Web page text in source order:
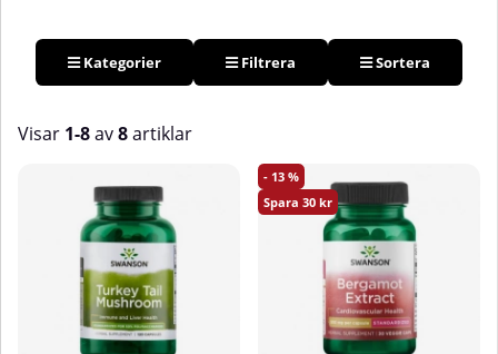
Kategorier Filtrera Sortera
Visar 1-8av8artiklar
13
30